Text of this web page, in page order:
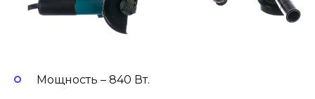
Мощность – 840 Вт.